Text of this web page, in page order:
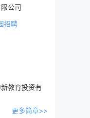
公司
招聘
教育投资有
更多简章>>